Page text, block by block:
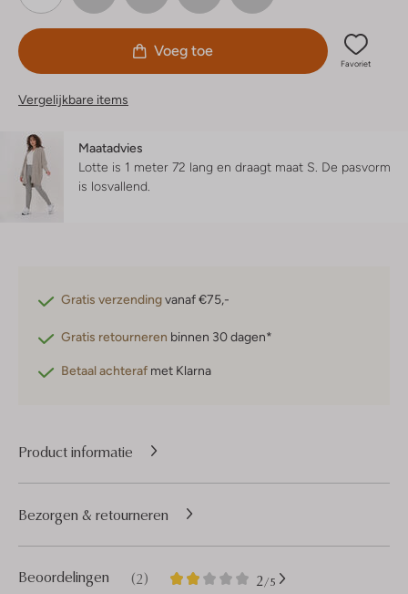
Voeg toe
Favoriet
Vergelijkbare items
Maatadvies
Lotte is 1 meter 72 lang en draagt maat S. De pasvorm
is losvallend
Gratis verzendingvanaf €75,-
Gratis retourneren binnen 30 dagen*
Betaal achteraf met Klarna
Product informatie
Beoordelingen (2) 2/5
2
2
Bezorgen & retourneren